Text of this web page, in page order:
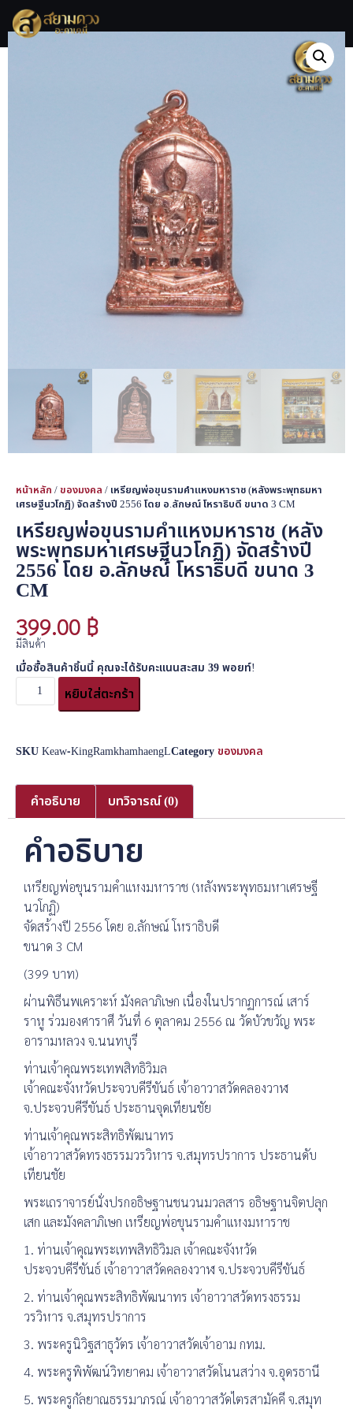
หน้าหลัก /ของมงคล / เหรียญพ่อขุนรามคำแหงมหาราช (หลังพระพุทธมหา
เศรษฐีนวโกฏิ) จัดสร้างปี 2556 โดย อ.ลักษณ์ โหราธิบดี ขนาด 3 CM
เหรียญพ่อขุนรามคำแหงมหาราช (หลัง
พระพุทธมหาเศรษฐีนวโกฏิ) จัดสร้างปี
2556 โดย อ.ลักษณ์ โหราธิบดี ขนาด 3
CM
399.00 ฿
มีสินค้า
เมื่อซื้อสินค้าชิ้นนี้ คุณจะได้รับคะแนนสะสม 39พอยท์!
หยิบใส่ตะกร้า
SKUKeaw-KingRamkhamhaengLCategoryของมงคล
คำอธิบาย บทวิจารณ์ (0)
คำอธิบาย
เหรียญพ่อขุนรามคำแหงมหาราช (หลังพระพุทธมหาเศรษฐี
นวโกฏิ)
จัดสร้างปี 2556 โดย อ.ลักษณ์ โหราธิบดี
ขนาด 3 CM
(399 บาท)
ผ่านพิธีนพเคราะห์ มังคลาภิเษก เนื่องในปรากฏการณ์ เสาร์
ราหู ร่วมองศาราศี วันที่ 6 ตุลาคม 2556 ณ วัดบัวขวัญ พระ
อารามหลวง จ.นนทบุรี
ท่านเจ้าคุณพระเทพสิทธิวิมล
เจ้าคณะจังหวัดประจวบคีรีขันธ์ เจ้าอาวาสวัดคลองวาฬ
จ.ประจวบคีรีขันธ์ ประธานจุดเทียนชัย
ท่านเจ้าคุณพระสิทธิพัฒนาทร
เจ้าอาวาสวัดทรงธรรมวรวิหาร จ.สมุทรปราการ ประธานดับ
เทียนชัย
พระเถราจารย์นั่งปรกอธิษฐานชนวนมวลสาร อธิษฐานจิตปลุก
เสก และมังคลาภิเษก เหรียญพ่อขุนรามคำแหงมหาราช
1. ท่านเจ้าคุณพระเทพสิทธิวิมล เจ้าคณะจังหวัด
ประจวบคีรีขันธ์ เจ้าอาวาสวัดคลองวาฬ จ.ประจวบคีรีขันธ์
2. ท่านเจ้าคุณพระสิทธิพัฒนาทร เจ้าอาวาสวัดทรงธรรม
วรวิหาร จ.สมุทรปราการ
3. พระครูนิวิฐสาธุวัตร เจ้าอาวาสวัดเจ้าอาม กทม.
4. พระครูพิพัฒน์วิทยาคม เจ้าอาวาสวัดโนนสว่าง จ.อุดรธานี
5. พระครูกัลยาณธรรมาภรณ์ เจ้าอาวาสวัดไตรสามัคคี จ.สมุท